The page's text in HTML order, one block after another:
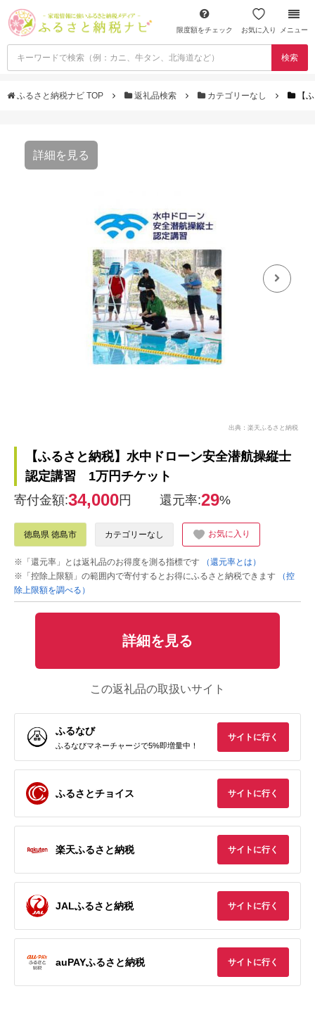
限度額をチェック お気に入り メニュー
検索
ふるさと納税ナビ TOP 返礼品検索 カテゴリーなし 【
詳細を見る
出典：楽天ふるさと納税
【ふるさと納税】水中ドローン安全潜航操縦士
認定講習 1万円チケット
寄付金額:34,000円 還元率:29%
徳島県 徳島市 カテゴリーなし お気に入り
※「還元率」とは返礼品のお得度を測る指標です
（還元率とは）
※「控除上限額」の範囲内で寄付するとお得にふるさと納税できます
（控
除上限額を調べる）
詳細を見る
この返礼品の取扱いサイト
ふるなび
ふるなびマネーチャージで5%即増量中！
サイトに行く
ふるさとチョイス サイトに行く
楽天ふるさと納税 サイトに行く
JALふるさと納税 サイトに行く
auPAYふるさと納税 サイトに行く